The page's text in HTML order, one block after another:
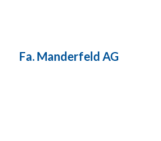
Fa. Manderfeld AG